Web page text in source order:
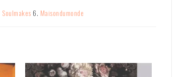
Soulmakes 6. Maisondumonde